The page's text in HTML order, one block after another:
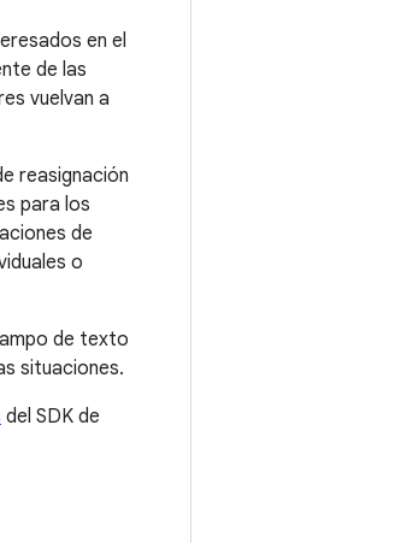
en el
de las
vuelvan a
reasignación
para los
de
o
de texto
situaciones.
del SDK de